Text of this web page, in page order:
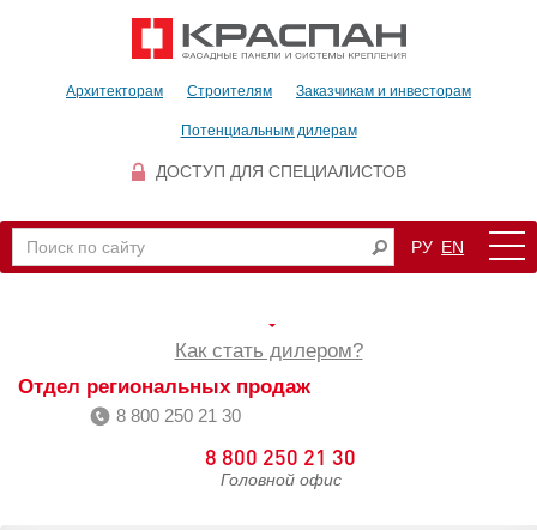
Архитекторам Строителям Заказчикам и инвесторам
Потенциальным дилерам
ДОСТУП ДЛЯ СПЕЦИАЛИСТОВ
РУ EN
Как стать дилером?
Отдел региональных продаж
8 800 250 21 30
8 800 250 21 30
Головной офис